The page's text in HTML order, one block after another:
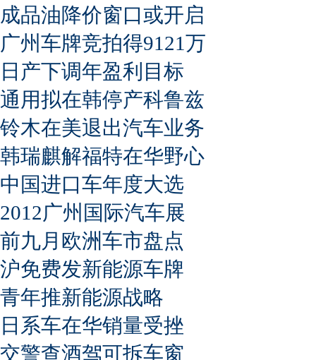
成品油降价窗口或开启
广州车牌竞拍得9121万
日产下调年盈利目标
通用拟在韩停产科鲁兹
铃木在美退出汽车业务
韩瑞麒解福特在华野心
中国进口车年度大选
2012广州国际汽车展
前九月欧洲车市盘点
沪免费发新能源车牌
青年推新能源战略
日系车在华销量受挫
交警查酒驾可拆车窗